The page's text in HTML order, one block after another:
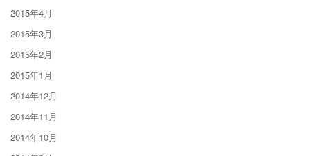
2015年4月
2015年3月
2015年2月
2015年1月
2014年12月
2014年11月
2014年10月